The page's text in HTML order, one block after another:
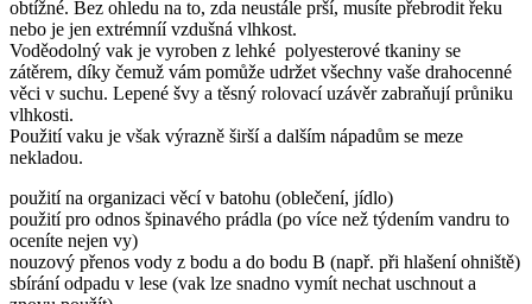
obtížné. Bez ohledu na to, zda neustále prší, musíte přebrodit řeku
nebo je jen extrémníí vzdušná vlhkost.
Voděodolný vak je vyroben z lehké polyesterové tkaniny se
zátěrem, díky čemuž vám pomůže udržet všechny vaše drahocenné
věci v suchu. Lepené švy a těsný rolovací uzávěr zabraňují průniku
vlhkosti.
Použití vaku je však výrazně širší a dalším nápadům se meze
nekladou.
použití na organizaci věcí v batohu (oblečení, jídlo)
použití pro odnos špinavého prádla (po více než týdením vandru to
oceníte nejen vy)
nouzový přenos vody z bodu a do bodu B (např. při hlašení ohniště)
sbírání odpadu v lese (vak lze snadno vymít nechat uschnout a